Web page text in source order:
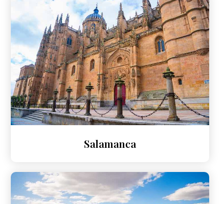
Salamanca